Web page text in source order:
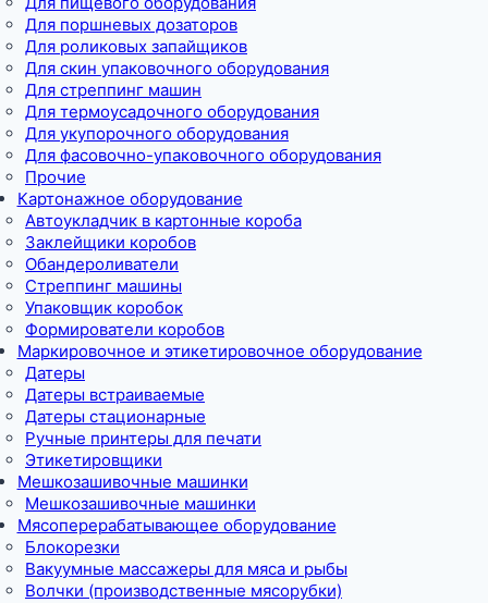
Для поршневых дозаторов
Для роликовых запайщиков
Для скин упаковочного оборудования
Для стреппинг машин
Для термоусадочного оборудования
Для укупорочного оборудования
Для фасовочно-упаковочного оборудования
Прочие
Картонажное оборудование
Автоукладчик в картонные короба
Заклейщики коробов
Обандероливатели
Стреппинг машины
Упаковщик коробок
Формирователи коробов
Маркировочное и этикетировочное оборудование
Датеры
Датеры встраиваемые
Датеры стационарные
Ручные принтеры для печати
Этикетировщики
Мешкозашивочные машинки
Мешкозашивочные машинки
Мясоперерабатывающее оборудование
Блокорезки
Вакуумные массажеры для мяса и рыбы
Волчки (производственные мясорубки)